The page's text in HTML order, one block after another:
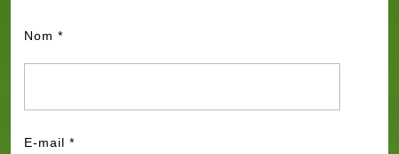
Nom *
E-mail *